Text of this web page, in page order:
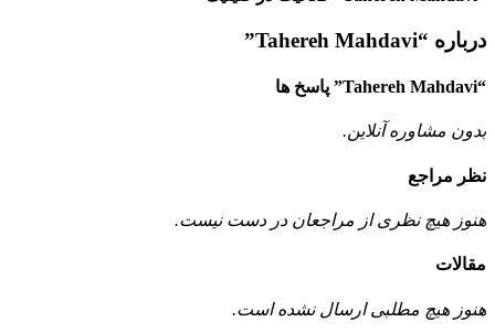
درباره “Tahereh Mahdavi”
“Tahereh Mahdavi” پاسخ ها
بدون مشاوره آنلاین.
نظر مراجع
هنوز هیچ نظری از مراجعان در دست نیست.
مقالات
هنوز هیچ مطلبی ارسال نشده است.